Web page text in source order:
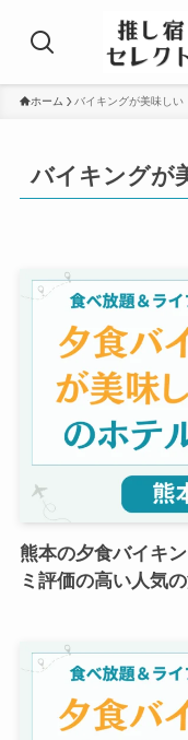
ホーム バイキングが美味しい
バイキングが
熊本の夕食バイキ
ミ評価の高い人気